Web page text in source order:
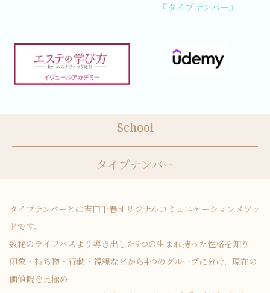
『タイプナンバー』
School
タイプナンバー
タイプナンバーとは吉田千春オリジナルコミュニケーションメソッ
ドです。
数秘のライフバスより導き出した9つの生まれ持った性格を知り
印象・持ち物・行動・視線などから4つのグループに分け、現在の
価値観を見極め